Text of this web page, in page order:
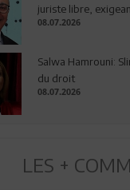
juriste libre,
08.07.2026
Salwa Hamrouni:
du droit
08.07.2026
LES +